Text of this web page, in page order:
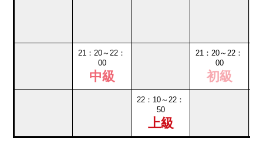
21：20～22：
00
中級
21：20～22：
00
初級
22：10～22：
50
上級